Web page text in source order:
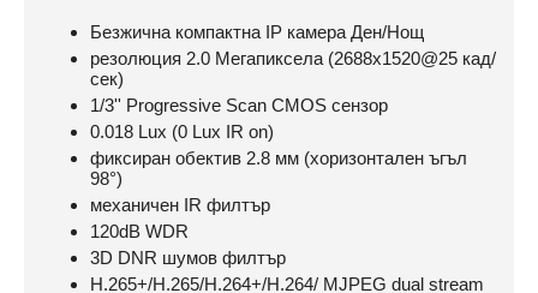
Безжична компактна IP камера Ден/Нощ
резолюция 2.0 Мегапиксела (2688x1520@25 кад/
сек)
1/3'' Progressive Scan CMOS сензор
0.018 Lux (0 Lux IR on)
фиксиран обектив 2.8 мм (хоризонтален ъгъл
98°)
механичен IR филтър
120dB WDR
3D DNR шумов филтър
H.265+/H.265/H.264+/H.264/ MJPEG dual stream